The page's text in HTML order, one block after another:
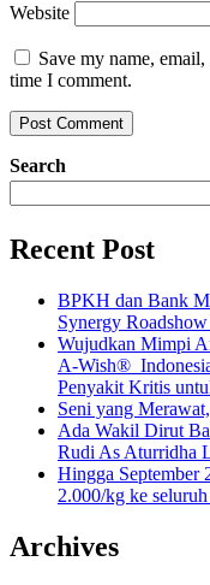
Website
Save my name,
time I comment.
Search
Recent Post
BPKH dan Bank
Synergy
Wujudkan Mimpi
A-Wish®
Penyakit Kritis
Seni yang
Ada Wakil Dirut
Rudi As Aturridha
Hingga September
2.000/kg ke
Archives